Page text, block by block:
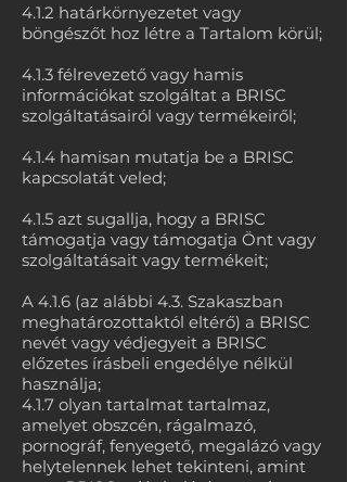
4.1.2 határkörnyezetet vagy
böngészőt hoz létre a Tartalom körül;
4.1.3 félrevezető vagy hamis
információkat szolgáltat a BRISC
szolgáltatásairól vagy termékeiről;
4.1.4 hamisan mutatja be a BRISC
kapcsolatát veled;
4.1.5 azt sugallja, hogy a BRISC
támogatja vagy támogatja Önt vagy
szolgáltatásait vagy termékeit;
A 4.1.6 (az alábbi 4.3. Szakaszban
meghatározottaktól eltérő) a BRISC
nevét vagy védjegyeit a BRISC
előzetes írásbeli engedélye nélkül
használja;
4.1.7 olyan tartalmat tartalmaz,
amelyet obszcén, rágalmazó,
pornográf, fenyegető, megalázó vagy
helytelennek lehet tekinteni, amint